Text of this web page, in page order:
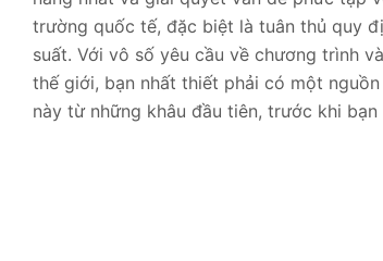
trường quốc tế, đặc biệt là tuân thủ quy
suất. Với vô số yêu cầu về chương trình
thế giới, bạn nhất thiết phải có một
này từ những khâu đầu tiên, trước khi